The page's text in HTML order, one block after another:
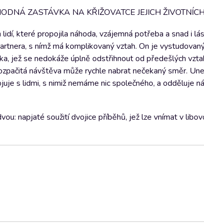
ZASTÁVKA NA KŘIŽOVATCE JEJICH
které propojila náhoda, vzájemná potřeba a snad i
s nímž má komplikovaný vztah. On je
jež se nedokáže úplně odstřihnout od předešlých
návštěva může rychle nabrat nečekaný směr.
s lidmi, s nimiž nemáme nic společného, a odděluje
napjaté soužití dvojice příběhů, jež lze vnímat v